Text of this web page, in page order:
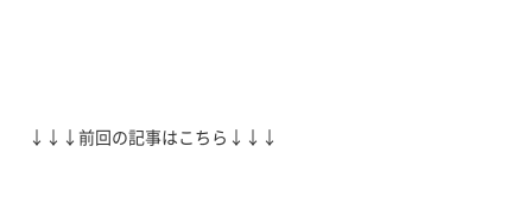
↓↓↓前回の記事はこちら↓↓↓